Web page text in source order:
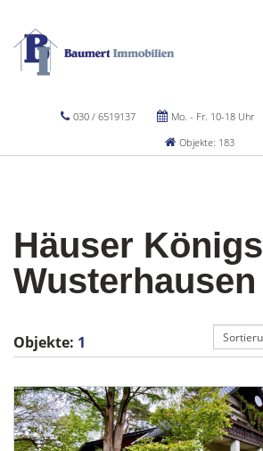
030 / 6519137 Mo. - Fr. 10-18 Uhr
Objekte: 183
Häuser Königs
Wusterhausen
Objekte: 1